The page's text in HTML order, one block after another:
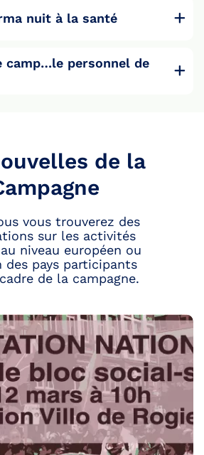
nuit à la santé
camp…le personnel de
de la
vous trouverez des
sur les activités
niveau européen ou
des pays participants
de la campagne.